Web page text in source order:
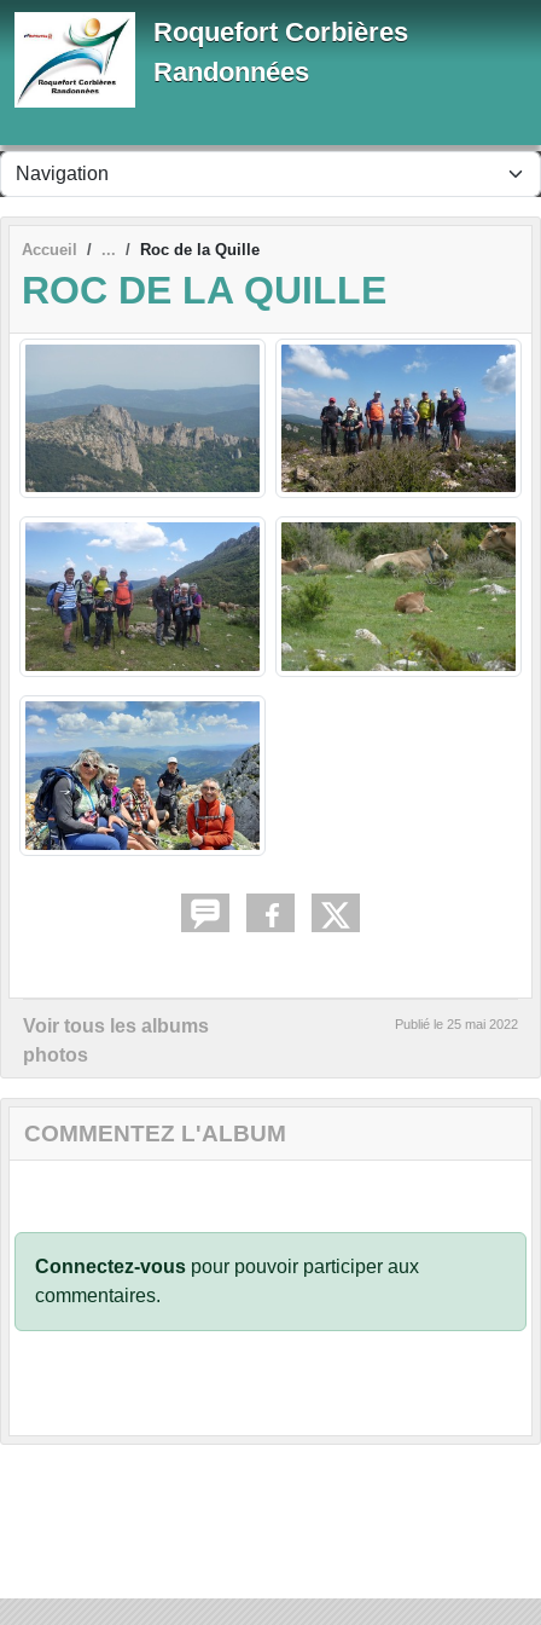
Roquefort Corbières
Randonnées
Accueil Roc de la Quille
ROC DE LA QUILLE
Voir tous les albums
photos
Publié le 25 mai 2022
COMMENTEZ L'ALBUM
Connectez-vous pour pouvoir participer aux
commentaires.
Panneau de gestion des cookies